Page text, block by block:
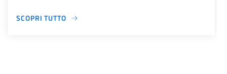
SCOPRI TUTTO